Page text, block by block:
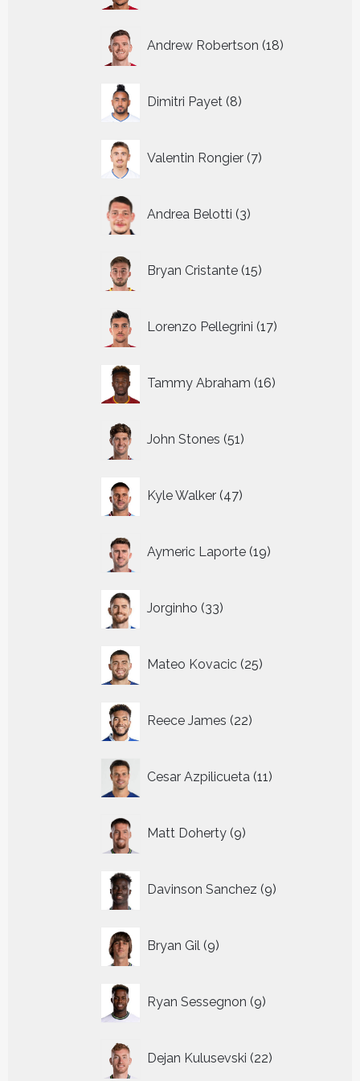
Andrew Robertson 18
producten
Dimitri Payet 8
producten
Valentin Rongier 7
producten
Andrea Belotti 3
producten
Bryan Cristante 15
producten
Lorenzo Pellegrini 17
producten
Tammy Abraham 16
producten
John Stones 51
producten
Kyle Walker 47
producten
Aymeric Laporte 19
producten
Jorginho 33
producten
Mateo Kovacic 25
producten
Reece James 22
producten
Cesar Azpilicueta 11
producten
Matt Doherty 9
producten
Davinson Sanchez 9
producten
Bryan Gil 9
producten
Ryan Sessegnon 9
producten
Dejan Kulusevski 22
producten